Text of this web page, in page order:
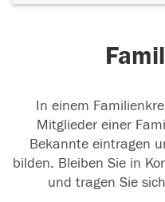
In einem
Mitglieder einer
Bekannte eintragen
bilden. Bleiben Sie in
und tragen Sie